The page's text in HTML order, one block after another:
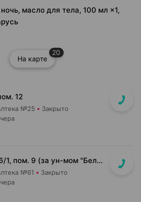
масло для тела, 100 мл ×1,
На карте
20
12
№25 Закрыто
ул. Гамарника, д. 16/1, пом. 9 (за ун-мом "БелМаркет")
№61 Закрыто